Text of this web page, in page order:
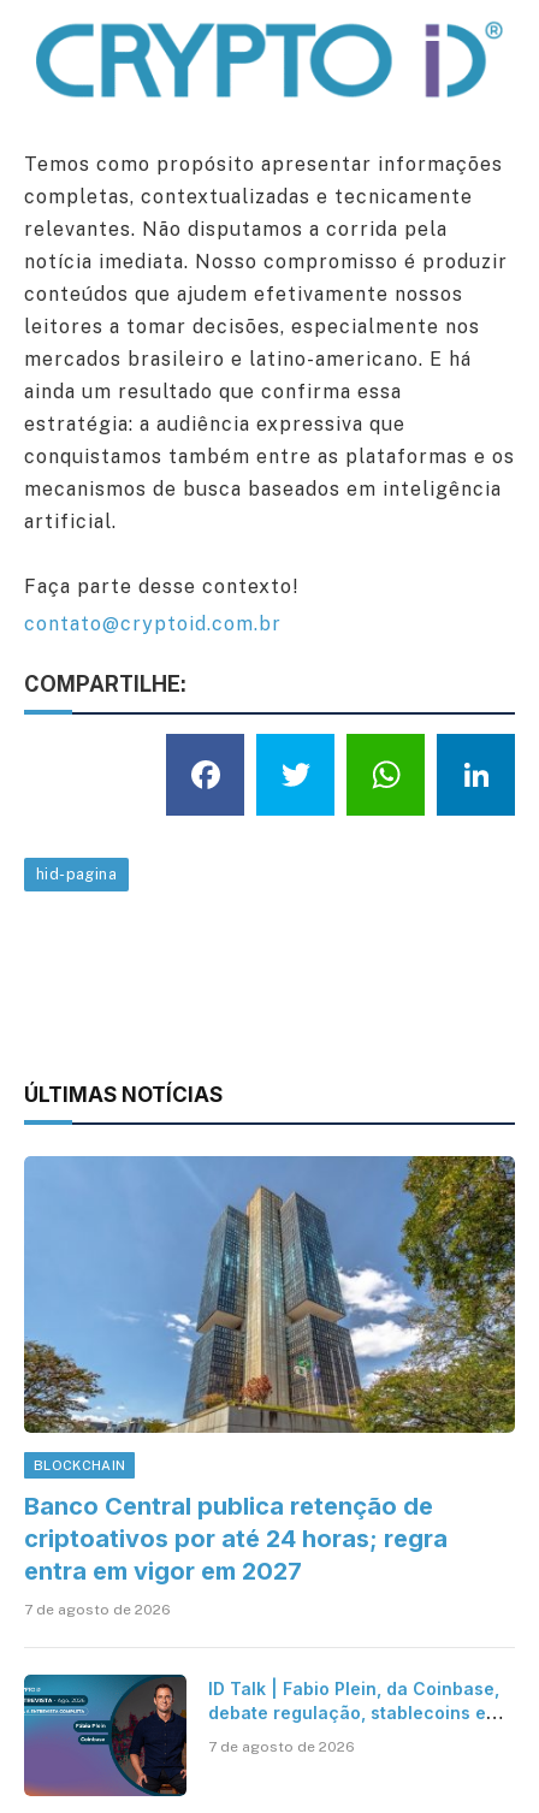
Temos como propósito apresentar informações
completas, contextualizadas e tecnicamente
relevantes. Não disputamos a corrida pela
notícia imediata. Nosso compromisso é produzir
conteúdos que ajudem efetivamente nossos
leitores a tomar decisões, especialmente nos
mercados brasileiro e latino-americano. E há
ainda um resultado que confirma essa
estratégia: a audiência expressiva que
conquistamos também entre as plataformas e os
mecanismos de busca baseados em inteligência
artificial.
Faça parte desse contexto!
contato@cryptoid.com.br
COMPARTILHE:
Facebook
Twitter
hid-pagina
ÚLTIMAS NOTÍCIAS
BLOCKCHAIN
Banco Central publica retenção de
criptoativos por até 24 horas; regra
entra em vigor em 2027
7 de agosto de 2026
ID Talk | Fabio Plein, da Coinbase,
debate regulação, stablecoins e
7 de agosto de 2026